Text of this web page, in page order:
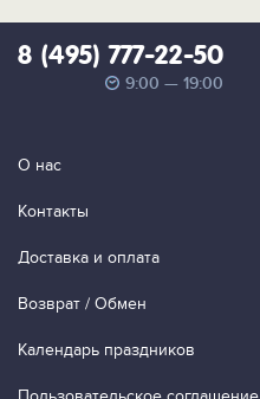
8 (495) 777-22-50
9:00 — 19:00
О нас
Контакты
Доставка и оплата
Возврат / Обмен
Календарь праздников